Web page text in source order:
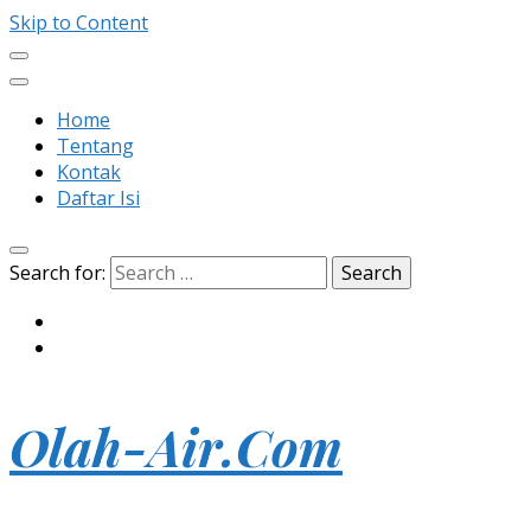
Skip to Content
Home
Tentang
Kontak
Daftar Isi
Search for:
Olah-Air.Com